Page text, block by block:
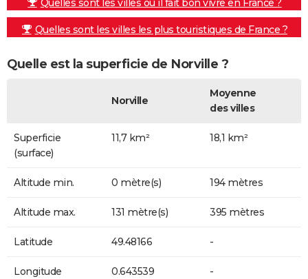
Quelles sont les villes où il fait bon vivre en France ?
Quelles sont les villes les plus touristiques de France ?
Quelle est la superficie de Norville ?
Norville
Moyenne
des villes
Superficie
(surface)
11,7 km² 18,1 km²
Altitude min. 0 mètre(s) 194 mètres
Altitude max. 131 mètre(s) 395 mètres
Latitude 49.48166 -
Longitude 0.643539 -